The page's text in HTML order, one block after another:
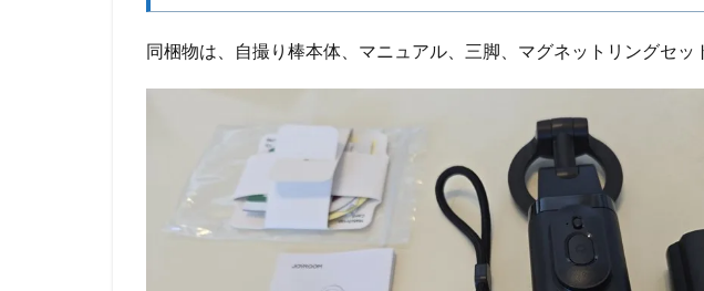
同梱物は、自撮り棒本体、マニュアル、三脚、マグネットリングセッ